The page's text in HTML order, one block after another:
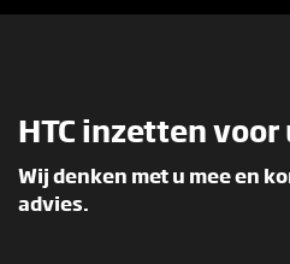
HTC inzetten
Wij denken met u mee en
advies.